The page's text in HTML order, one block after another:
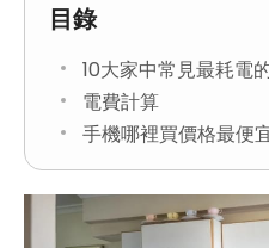
目錄
10大家中常見最耗電
電費計算
手機哪裡買價格最便